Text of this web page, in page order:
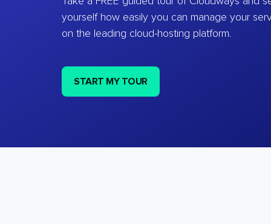
yourself how easily you can manage your
on the leading cloud-hosting platform.
START MY TOUR